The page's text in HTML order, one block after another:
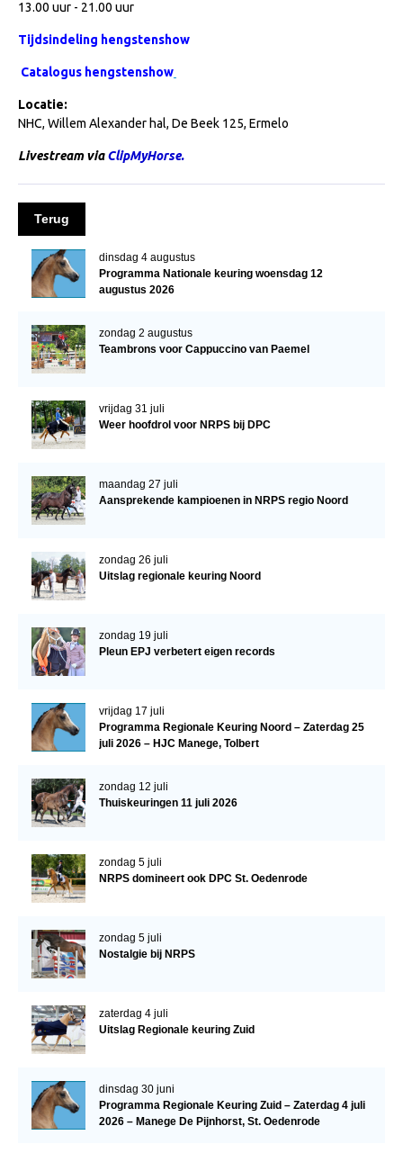
Dutch Pony Championship
Veulenregistratie
Veulens en merries
PEDIGREE ONLINE
Informatie aan je paard of pony toevoegen
Fokkerij informatie
Informatie veulen registratie
Predicaten
Röntgenonderzoek
Dekhengsten
Zoek een hengst
Hengstenselectie
AANMELDEN HENGSTENKEURING ONDER HET
ZADEL 2026
Verrichtingsonderzoek NRPS
Verrichtingsonderzoek 2025-2026
Verrichtingsonderzoek 2022-2023
Verrichtingsonderzoek 2020-2021
Verrichtingsonderzoek 2019-2020
13.00 uur - 21.00 uur
Tijdsindeling hengstenshow
Catalogus hengstenshow
Locatie:
NHC, Willem Alexander hal, De Beek 125, Ermelo
Livestream viaClipMyHorse.
Terug
dinsdag 4 augustus
Programma Nationale keuring woensdag 12
augustus 2026
zondag 2 augustus
Teambrons voor Cappuccino van Paemel
vrijdag 31 juli
Weer hoofdrol voor NRPS bij DPC
maandag 27 juli
Aansprekende kampioenen in NRPS regio Noord
zondag 26 juli
Uitslag regionale keuring Noord
zondag 19 juli
Pleun EPJ verbetert eigen records
vrijdag 17 juli
Programma Regionale Keuring Noord – Zaterdag 25
juli 2026 – HJC Manege, Tolbert
zondag 12 juli
Thuiskeuringen 11 juli 2026
zondag 5 juli
NRPS domineert ook DPC St. Oedenrode
zondag 5 juli
Nostalgie bij NRPS
zaterdag 4 juli
Uitslag Regionale keuring Zuid
dinsdag 30 juni
Programma Regionale Keuring Zuid – Zaterdag 4 juli
2026 – Manege De Pijnhorst, St. Oedenrode